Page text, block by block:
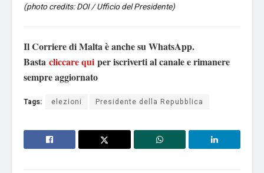
(photo credits: DOI / Ufficio del Presidente)
Il Corriere di Malta è anche su WhatsApp.
Basta cliccare qui per iscriverti al canale e rimanere
sempre aggiornato
Tags: elezioni Presidente della Repubblica